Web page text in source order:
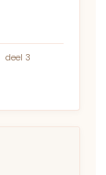
deel 3